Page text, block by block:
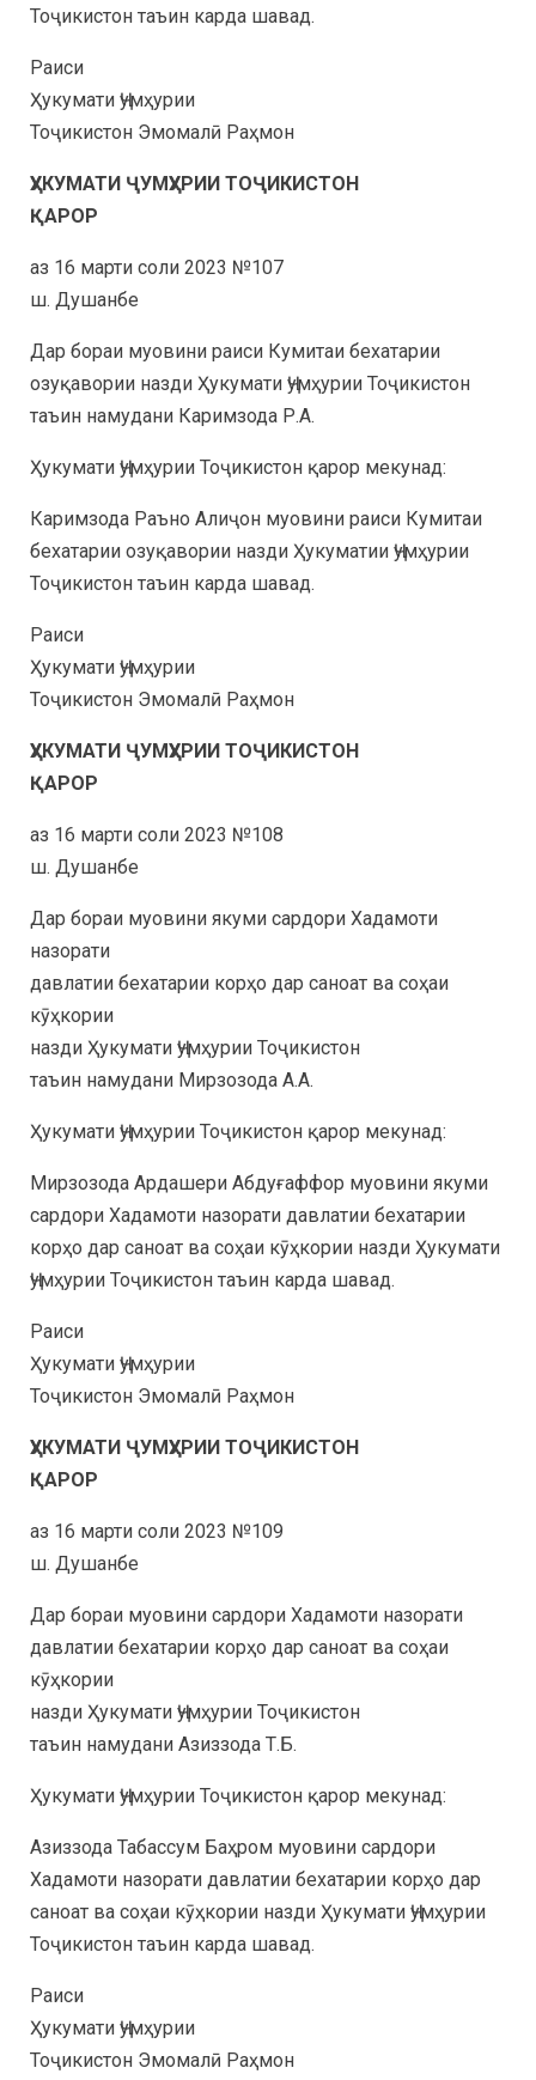
Тоҷикистон таъин карда шавад.
Раиси
Ҳукумати Ҷумҳурии
Тоҷикистон Эмомалӣ Раҳмон
ҲУКУМАТИ ҶУМҲУРИИ ТОҶИКИСТОН
ҚАРОР
аз 16 марти соли 2023 №107
ш. Душанбе
Дар бораи муовини раиси Кумитаи бехатарии
озуқавории назди Ҳукумати Ҷумҳурии Тоҷикистон
таъин намудани Каримзода Р.А.
Ҳукумати Ҷумҳурии Тоҷикистон қарор мекунад:
Каримзода Раъно Алиҷон муовини раиси Кумитаи
бехатарии озуқавории назди Ҳукуматии Ҷумҳурии
Тоҷикистон таъин карда шавад.
Раиси
Ҳукумати Ҷумҳурии
Тоҷикистон Эмомалӣ Раҳмон
ҲУКУМАТИ ҶУМҲУРИИ ТОҶИКИСТОН
ҚАРОР
аз 16 марти соли 2023 №108
ш. Душанбе
Дар бораи муовини якуми сардори Хадамоти
назорати
давлатии бехатарии корҳо дар саноат ва соҳаи
кӯҳкории
назди Ҳукумати Ҷумҳурии Тоҷикистон
таъин намудани Мирзозода А.А.
Ҳукумати Ҷумҳурии Тоҷикистон қарор мекунад:
Мирзозода Ардашери Абдуғаффор муовини якуми
сардори Хадамоти назорати давлатии бехатарии
корҳо дар саноат ва соҳаи кӯҳкории назди Ҳукумати
Ҷумҳурии Тоҷикистон таъин карда шавад.
Раиси
Ҳукумати Ҷумҳурии
Тоҷикистон Эмомалӣ Раҳмон
ҲУКУМАТИ ҶУМҲУРИИ ТОҶИКИСТОН
ҚАРОР
аз 16 марти соли 2023 №109
ш. Душанбе
Дар бораи муовини сардори Хадамоти назорати
давлатии бехатарии корҳо дар саноат ва соҳаи
кӯҳкории
назди Ҳукумати Ҷумҳурии Тоҷикистон
таъин намудани Азиззода Т.Б.
Ҳукумати Ҷумҳурии Тоҷикистон қарор мекунад:
Азиззода Табассум Баҳром муовини сардори
Хадамоти назорати давлатии бехатарии корҳо дар
саноат ва соҳаи кӯҳкории назди Ҳукумати Ҷумҳурии
Тоҷикистон таъин карда шавад.
Раиси
Ҳукумати Ҷумҳурии
Тоҷикистон Эмомалӣ Раҳмон